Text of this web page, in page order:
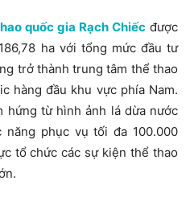
quốc gia Rạch Chiếc được
ha với tổng mức đầu tư
trở thành trung tâm thể thao
hàng đầu khu vực phía Nam.
hứng từ hình ảnh lá dừa nước
phục vụ tối đa 100.000
tổ chức các sự kiện thể thao